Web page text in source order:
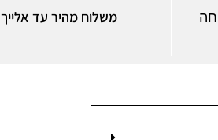
משלוח מהיר עד אלייך